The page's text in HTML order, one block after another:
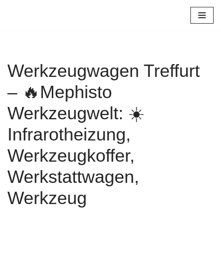
Werkzeugwagen Treffurt
– 🔥Mephisto
Werkzeugwelt: ☀️
Infrarotheizung,
Werkzeugkoffer,
Werkstattwagen,
Werkzeug